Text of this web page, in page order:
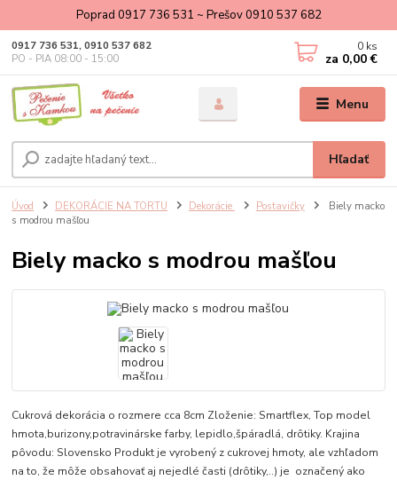
Poprad 0917 736 531 ~ Prešov 0910 537 682
Menu
Hľadať
0917 736 531, 0910 537 682
PO - PIA 08:00 - 15:00
0 ks
za 0,00 €
Úvod DEKORÁCIE NA TORTU Dekorácie Postavičky
Biely macko
s modrou mašľou
Biely macko s modrou mašľou
Cukrová dekorácia o rozmere cca 8cm Zloženie: Smartflex, Top model
hmota,burizony,potravinárske farby, lepidlo,špáradlá, drôtiky. Krajina
pôvodu: Slovensko Produkt je vyrobený z cukrovej hmoty, ale vzhľadom
na to, že môže obsahovať aj nejedlé časti (drôtiky,..) je označený ako